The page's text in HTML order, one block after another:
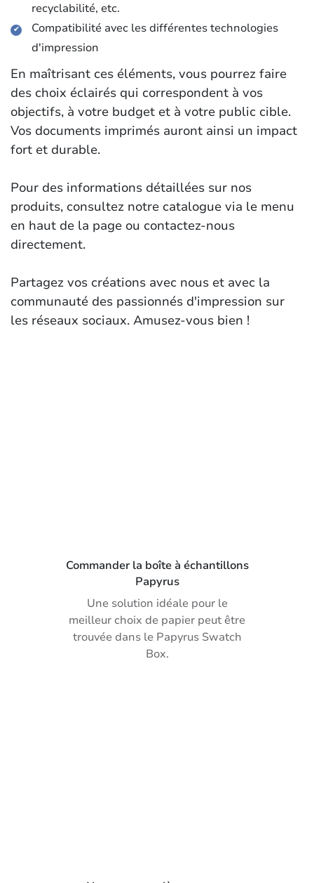
recyclabilité, etc.
Compatibilité avec les différentes technologies
d'impression
En maîtrisant ces éléments, vous pourrez faire
des choix éclairés qui correspondent à vos
objectifs, à votre budget et à votre public cible.
Vos documents imprimés auront ainsi un impact
fort et durable.
Pour des informations détaillées sur nos
produits, consultez notre catalogue via le menu
en haut de la page ou contactez-nous
directement.
Partagez vos créations avec nous et avec la
communauté des passionnés d'impression sur
les réseaux sociaux. Amusez-vous bien !
Commander la boîte à échantillons
Papyrus
Une solution idéale pour le
meilleur choix de papier peut être
trouvée dans le Papyrus Swatch
Box.